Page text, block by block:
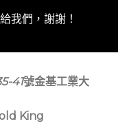
給我們，謝謝！
41號金基工業大
King